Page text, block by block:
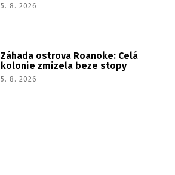
5. 8. 2026
Záhada ostrova Roanoke: Celá
kolonie zmizela beze stopy
5. 8. 2026